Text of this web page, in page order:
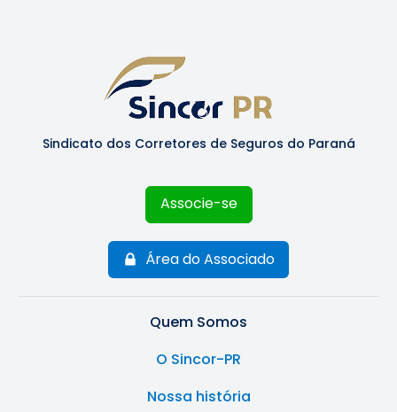
Sindicato dos Corretores de Seguros do Paraná
Associe-se
Área do Associado
Quem Somos
O Sincor-PR
Nossa história